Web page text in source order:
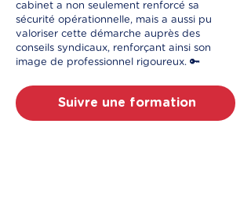
cabinet a non seulement renforcé sa
sécurité opérationnelle, mais a aussi pu
valoriser cette démarche auprès des
conseils syndicaux, renforçant ainsi son
image de professionnel rigoureux. 🔑
Suivre une formation